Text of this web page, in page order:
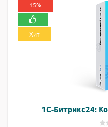
15%
Хит
1С-Битрикс24: